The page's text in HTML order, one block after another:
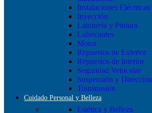
Instalaciones Eléctricas
Inyección
Latonería y Pintura
Lubricantes
Motor
Repuestos de Exterior
Repuestos de Interior
Seguridad Vehicular
Suspensión y Dirección
Transmisión
Cuidado Personal y Belleza
Estética y Belleza